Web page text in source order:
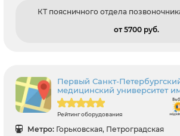
КТ поясничного отдела
от 5700 pуб.
Первый Санкт-
медицинский университет
Рейтинг оборудования
Метро: Горьковская, Петроградская